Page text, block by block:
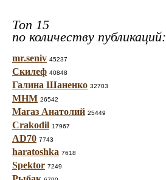
Топ 15
по количеству публикаций:
mr.seniv 45237
Скилеф 40848
Галина Шаненко 32703
МНМ 26542
Магаз Анатолий 25449
Crakodil 17967
AD70 7743
haratoshka 7618
Spektor 7249